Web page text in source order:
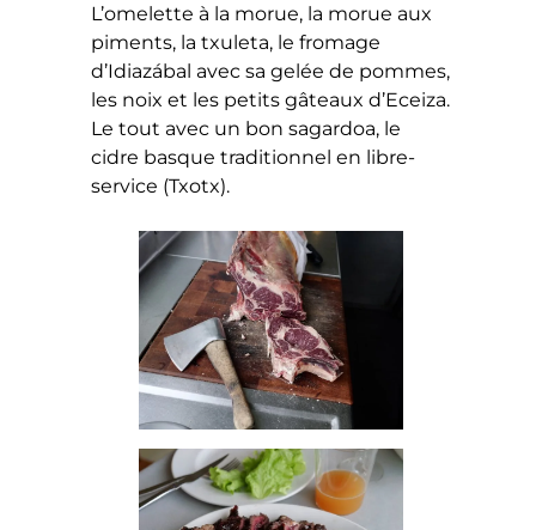
L’omelette à la morue, la morue aux
piments, la txuleta, le fromage
d’Idiazábal avec sa gelée de pommes,
les noix et les petits gâteaux d’Eceiza.
Le tout avec un bon sagardoa, le
cidre basque traditionnel en libre-
service (Txotx).